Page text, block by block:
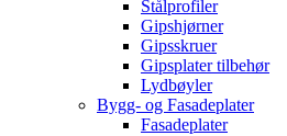
Stålprofiler
Gipshjørner
Gipsskruer
Gipsplater tilbehør
Lydbøyler
Bygg- og Fasadeplater
Fasadeplater